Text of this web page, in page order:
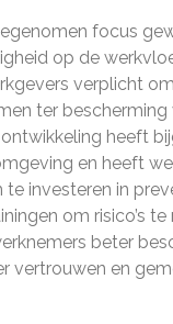
focus
op de
verplicht
ter bescherming
heeft
en heeft
investeren in
om risico’s te
beter
vertrouwen en